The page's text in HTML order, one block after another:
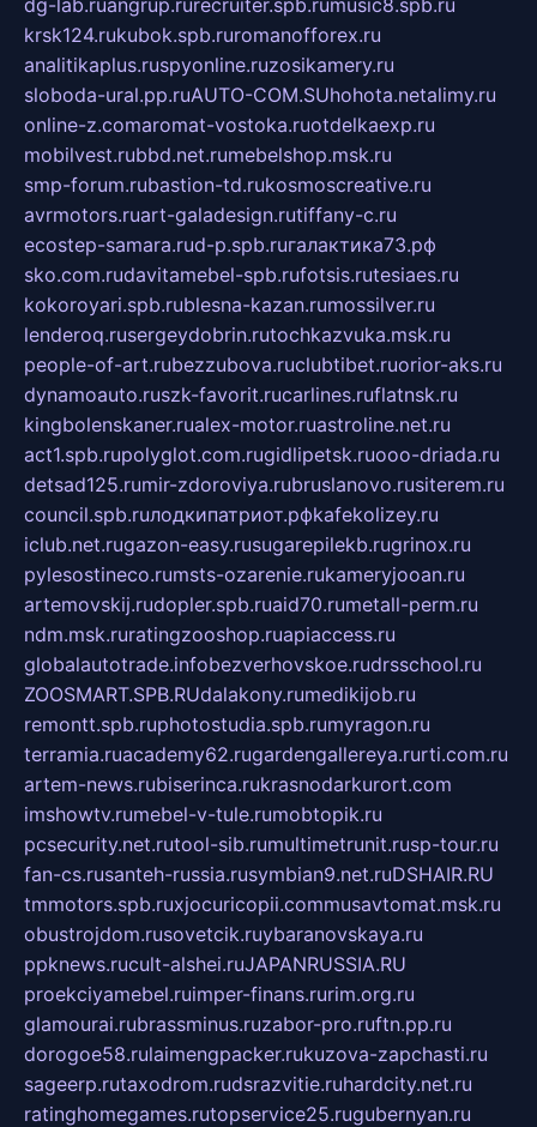
dg-lab.ruangrup.rurecruiter.spb.rumusic8.spb.ru
krsk124.rukubok.spb.ruromanofforex.ru
analitikaplus.ruspyonline.ruzosikamery.ru
sloboda-ural.pp.ruAUTO-COM.SUhohota.netalimy.ru
online-z.comaromat-vostoka.ruotdelkaexp.ru
mobilvest.rubbd.net.rumebelshop.msk.ru
smp-forum.rubastion-td.rukosmoscreative.ru
avrmotors.ruart-galadesign.rutiffany-c.ru
ecostep-samara.rud-p.spb.ruгалактика73.рф
sko.com.rudavitamebel-spb.rufotsis.rutesiaes.ru
kokoroyari.spb.rublesna-kazan.rumossilver.ru
lenderoq.rusergeydobrin.rutochkazvuka.msk.ru
people-of-art.rubezzubova.ruclubtibet.ruorior-aks.ru
dynamoauto.ruszk-favorit.rucarlines.ruflatnsk.ru
kingbolenskaner.rualex-motor.ruastroline.net.ru
act1.spb.rupolyglot.com.rugidlipetsk.ruooo-driada.ru
detsad125.rumir-zdoroviya.rubruslanovo.rusiterem.ru
council.spb.ruлодкипатриот.рфkafekolizey.ru
iclub.net.rugazon-easy.rusugarepilekb.rugrinox.ru
pylesostineco.rumsts-ozarenie.rukameryjooan.ru
artemovskij.rudopler.spb.ruaid70.rumetall-perm.ru
ndm.msk.ruratingzooshop.ruapiaccess.ru
globalautotrade.infobezverhovskoe.rudrsschool.ru
ZOOSMART.SPB.RUdalakony.rumedikijob.ru
remontt.spb.ruphotostudia.spb.rumyragon.ru
terramia.ruacademy62.rugardengallereya.rurti.com.ru
artem-news.rubiserinca.rukrasnodarkurort.com
imshowtv.rumebel-v-tule.rumobtopik.ru
pcsecurity.net.rutool-sib.rumultimetrunit.rusp-tour.ru
fan-cs.rusanteh-russia.rusymbian9.net.ruDSHAIR.RU
tmmotors.spb.ruxjocuricopii.commusavtomat.msk.ru
obustrojdom.rusovetcik.ruybaranovskaya.ru
ppknews.rucult-alshei.ruJAPANRUSSIA.RU
proekciyamebel.ruimper-finans.rurim.org.ru
glamourai.rubrassminus.ruzabor-pro.ruftn.pp.ru
dorogoe58.rulaimengpacker.rukuzova-zapchasti.ru
sageerp.rutaxodrom.rudsrazvitie.ruhardcity.net.ru
ratinghomegames.rutopservice25.rugubernyan.ru